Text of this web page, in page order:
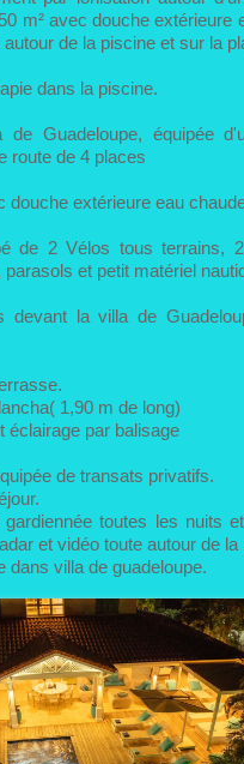
m² avec douche extérieure
de la piscine et sur la
dans la piscine.
Guadeloupe, équipée
route de 4 places
douche extérieure eau
de 2 Vélos tous terrains,
et petit matériel
devant la villa de
1,90 m de long)
éclairage par balisage
de transats privatifs.
toutes les nuits
et vidéo toute autour de la
dans villa de guadeloupe.